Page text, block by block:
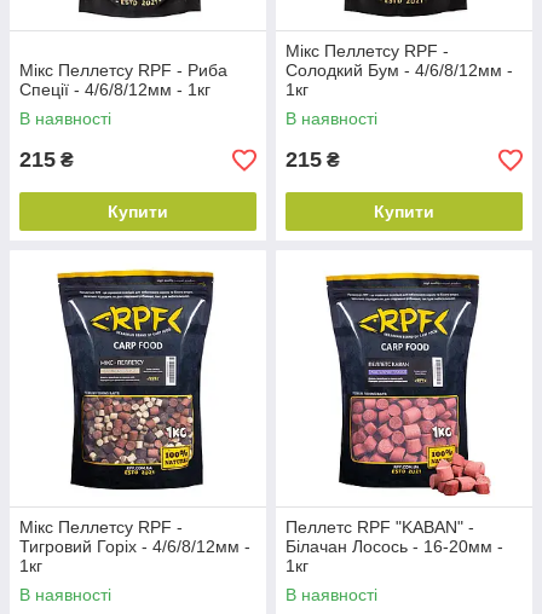
Мікс Пеллетсу RPF - Риба
Спеції - 4/6/8/12мм - 1кг
В наявності
215 ₴
Купити
Мікс Пеллетсу RPF -
Солодкий Бум - 4/6/8/12мм -
1кг
В наявності
215 ₴
Купити
Мікс Пеллетсу RPF -
Тигровий Горіх - 4/6/8/12мм -
1кг
В наявності
Пеллетс RPF "KABAN" -
Білачан Лосось - 16-20мм -
1кг
В наявності